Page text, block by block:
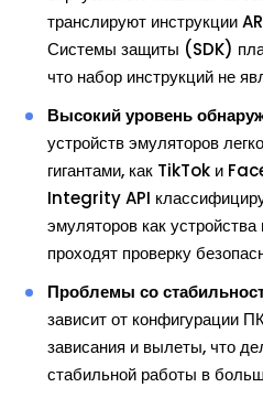
транслируют инструкции
Системы защиты (SDK)
что набор инструкций не
Высокий уровень
устройств эмуляторов
гигантами, как TikTok и
Integrity API
эмуляторов как
проходят проверку
Проблемы со
зависит от конфигурации
зависания и вылеты, что
стабильной работы в